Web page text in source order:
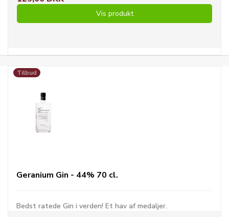
Vis produkt
Tilbud
Geranium Gin - 44% 70 cl.
Bedst ratede Gin i verden! Et hav af medaljer.